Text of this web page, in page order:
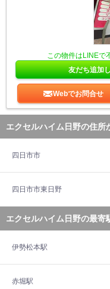
この物件はLINEで
友だち追加
Webでお問合せ
エクセルハイム日野の住所
四日市市
四日市市東日野
エクセルハイム日野の最寄
伊勢松本駅
赤堀駅